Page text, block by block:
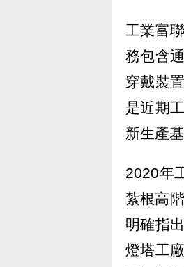
工業富
務包含
穿戴裝
是近期
新生產
2020年
紮根高
明確指
燈塔工